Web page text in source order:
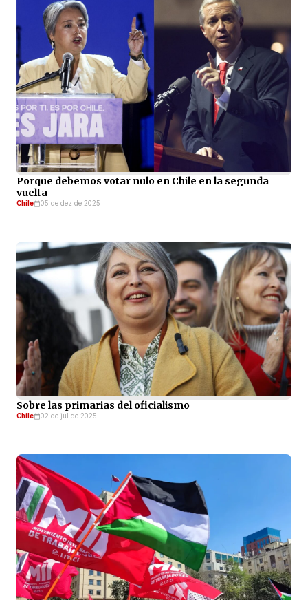
Porque debemos votar nulo en Chile en la segunda
vuelta
Chile 05 de dez de 2025
Sobre las primarias del oficialismo
Chile 02 de jul de 2025